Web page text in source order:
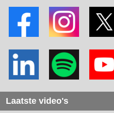
Laatste video's